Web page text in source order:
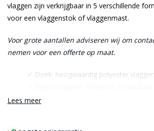
vlaggen zijn verkrijgbaar in 5 verschillende
voor een vlaggenstok of vlaggenmast.
Voor grote aantallen adviseren wij om
nemen voor een offerte op maat.
✓ Doek: hoogwaardig polyester
✓ Kenmerken : UV bestendig
Lees meer